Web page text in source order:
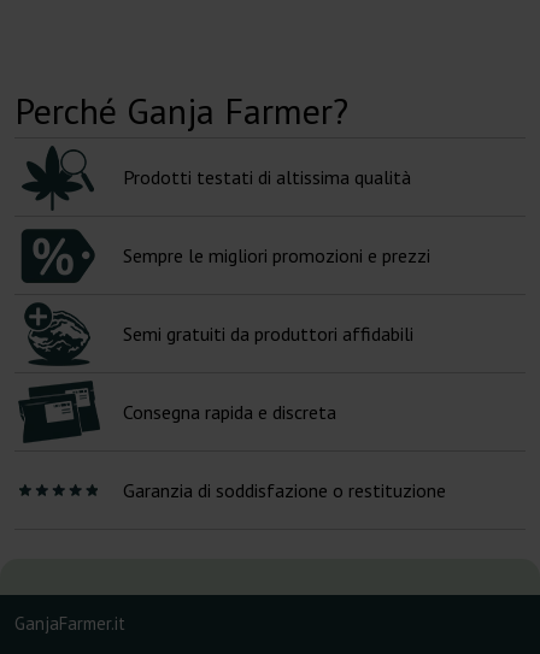
Perché Ganja Farmer?
Prodotti testati di altissima qualità
Sempre le migliori promozioni e prezzi
Semi gratuiti da produttori affidabili
Consegna rapida e discreta
Garanzia di soddisfazione o restituzione
GanjaFarmer.it